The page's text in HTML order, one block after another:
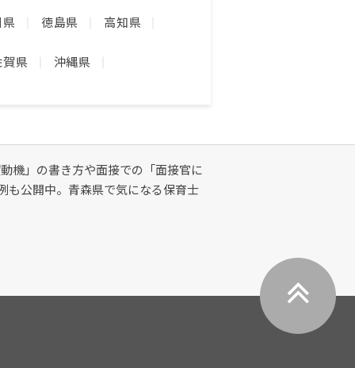
県 徳島県 高知県
賀県 沖縄県
機」の書き方や面接での「面接官に
も公開中。青森県で気になる保育士